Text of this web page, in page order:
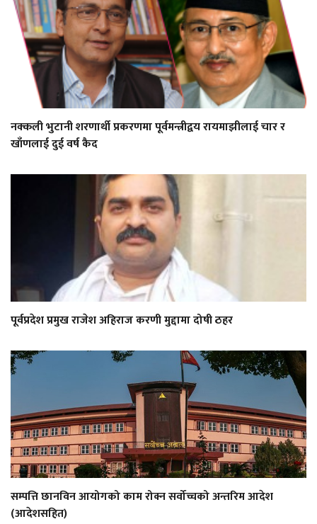
नक्कली भुटानी शरणार्थी प्रकरणमा पूर्वमन्त्रीद्वय रायमाझीलाई चार र
खाँणलाई दुई वर्ष कैद
पूर्वप्रदेश प्रमुख राजेश अहिराज करणी मुद्दामा दोषी ठहर
सम्पत्ति छानविन आयोगको काम रोक्न सर्वोच्चको अन्तरिम आदेश
(आदेशसहित)